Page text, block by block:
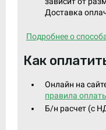
Доставка
Подробнее о
Как
Онлайн на
правила
Б/н расчет (c